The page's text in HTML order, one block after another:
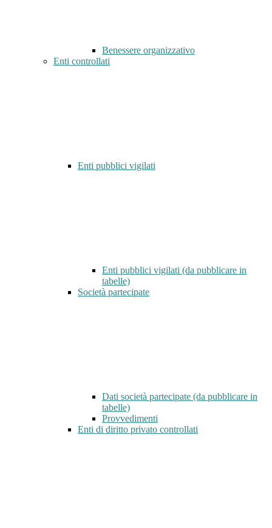
Benessere organizzativo
Enti controllati
Enti pubblici vigilati
Enti pubblici vigilati (da pubblicare in
tabelle)
Società partecipate
Dati società partecipate (da pubblicare in
tabelle)
Provvedimenti
Enti di diritto privato controllati